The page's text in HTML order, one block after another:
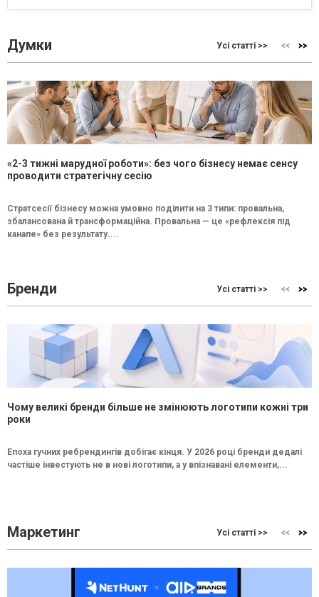
Думки Усі статті >>
«2-3 тижні марудної роботи»: без чого бізнесу немає сенсу
проводити стратегічну сесію
Стратсесії бізнесу можна умовно поділити на 3 типи: провальна,
збалансована й трансформаційна. Провальна — це «рефлексія під
канапе» без результату....
Бренди Усі статті >>
Чому великі бренди більше не змінюють логотипи кожні три
роки
Епоха гучних ребрендингів добігає кінця. У 2026 році бренди дедалі
частіше інвестують не в нові логотипи, а у впізнавані елементи,...
Маркетинг Усі статті >>